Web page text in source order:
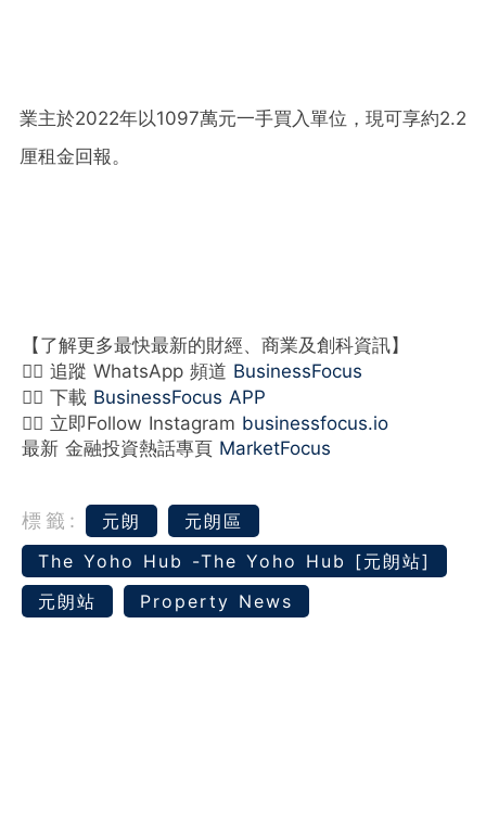
業主於2022年以1097萬元一手買入單位，現可享約2.2
厘租金回報。
【了解更多最快最新的財經、商業及創科資訊】
👉🏻 追蹤 WhatsApp 頻道 BusinessFocus
👉🏻 下載 BusinessFocus APP
👉🏻 立即Follow Instagram businessfocus.io
最新 金融投資熱話專頁 MarketFocus
標籤: 元朗
元朗區
The Yoho Hub -The Yoho Hub [元朗站]
元朗站
Property News